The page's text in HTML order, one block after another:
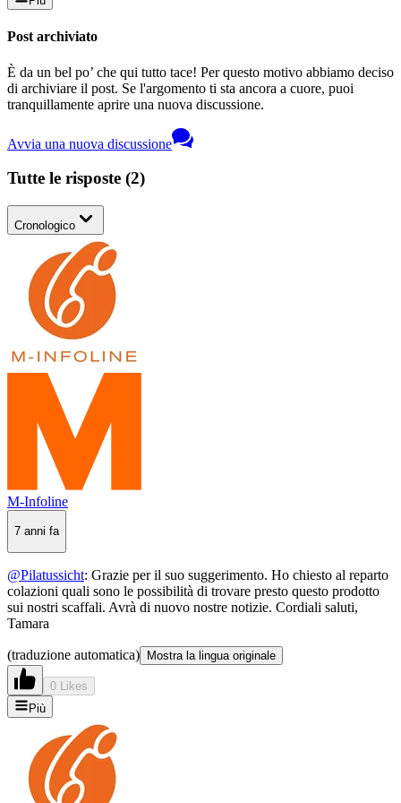
Post archiviato
È da un bel po’ che qui tutto tace! Per questo motivo abbiamo deciso
di archiviare il post. Se l'argomento ti sta ancora a cuore, puoi
tranquillamente aprire una nuova discussione.
Avvia una nuova discussione
Tutte le risposte (2)
Cronologico
M-Infoline
7 anni fa
@Pilatussicht: Grazie per il suo suggerimento. Ho chiesto al reparto
colazioni quali sono le possibilità di trovare presto questo prodotto
sui nostri scaffali. Avrà di nuovo nostre notizie. Cordiali saluti,
Tamara
(traduzione automatica) Mostra la lingua originale
0 Likes
Più